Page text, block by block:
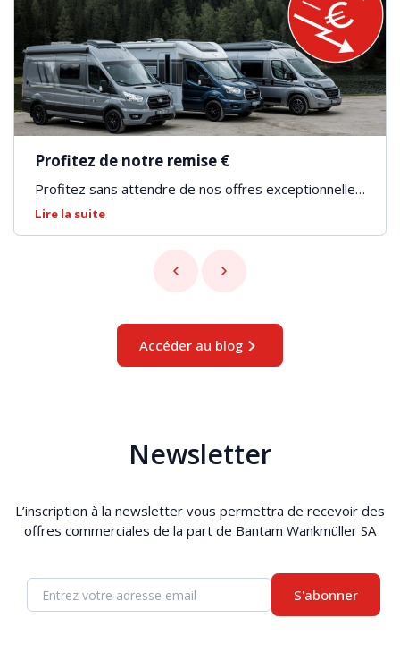
Profitez de notre remise €
Profitez sans attendre de nos offres exceptionnelles
!Lire la suite
Accéder au blog
Newsletter
L’inscription à la newsletter vous permettra de recevoir des
offres commerciales de la part de Bantam Wankmüller SA
S'abonner